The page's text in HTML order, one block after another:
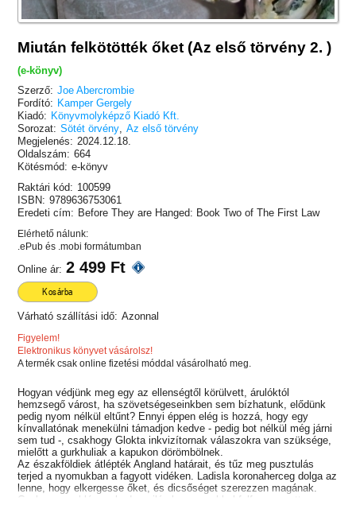
Miután felkötötték őket (Az első törvény 2. )
(e-könyv)
Szerző: Joe Abercrombie
Fordító: Kamper Gergely
Kiadó: Könyvmolyképző Kiadó Kft.
Sorozat: Sötét örvény, Az első törvény
Megjelenés: 2024.12.18.
Oldalszám: 664
Kötésmód: e-könyv
Raktári kód: 100599
ISBN: 9789636753061
Eredeti cím: Before They are Hanged: Book Two of The First Law
Elérhető nálunk:
.ePub és .mobi formátumban
Online ár: 2 499 Ft
Kosárba
Várható szállítási idő: Azonnal
Figyelem!
Elektronikus könyvet vásárolsz!
A termék csak online fizetési móddal vásárolható meg.
Hogyan védjünk meg egy az ellenségtől körülvett, árulóktól
hemzsegő várost, ha szövetségeseinkben sem bízhatunk, elődünk
pedig nyom nélkül eltűnt? Ennyi éppen elég is hozzá, hogy egy
kínvallatónak menekülni támadjon kedve - pedig bot nélkül még járni
sem tud -, csakhogy Glokta inkvizítornak válaszokra van szüksége,
mielőtt a gurkhuliak a kapukon dörömbölnek.
Az északföldiek átlépték Angland határait, és tűz meg pusztulás
terjed a nyomukban a fagyott vidéken. Ladisla koronaherceg dolga az
lenne, hogy elkergesse őket, és dicsőséget szerezzen magának.
Csak egy probléma akad: a világ legrosszabbul felfegyverzett,